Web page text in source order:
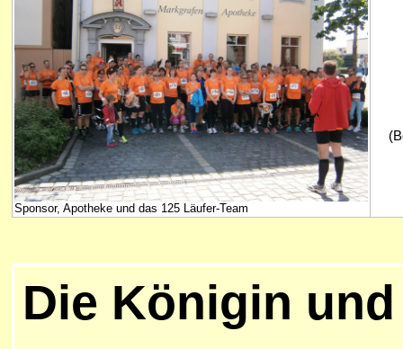
Sponsor, Apotheke und das 125 Läufer-Team
Die Königin